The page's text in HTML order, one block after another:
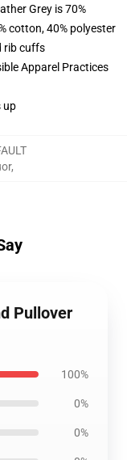
Grey is 70%
cotton, 40% polyester
rib cuffs
Apparel Practices
up
,
Pullover
100%
0%
0%